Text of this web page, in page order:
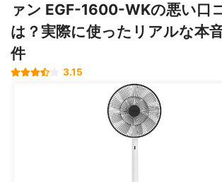
ァン EGF-1600-WKの悪い口
は？実際に使ったリアルな本
件
3.15